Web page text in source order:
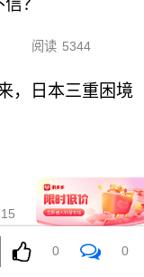
？
阅读 5344
，日本三重困境
08-03
强王牌失效
0 0